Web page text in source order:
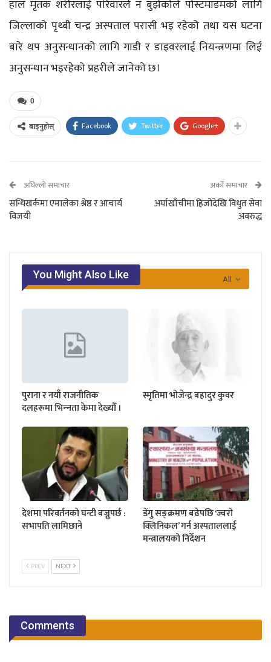
हाल मृतक शरीरलाई परिवारले न बुझेकोले पोस्टमाडमको लागि
जिल्लाको पृथ्बी चन्द्र अस्पताल परासी भइ रहेको तथा यस घटना
बारे थप अनुसन्धानको लागि गाडी र डाइवरलाई नियन्त्रणमा लिई
अनुसन्धान भइरहेको प्रहरीले जानेको छ।
0
बाड्नुहोस् Facebook Twitter Google+
अघिल्लो समाचार
सन्धिखर्कमा एमालेका श्रेष्ठ र आचार्य
विजयी
अर्को समाचार
अर्घाखाँचीमा हिजोदेखि विधुत सेवा
अवरुद्ध
All
You Might Also Like
पुराना र नयाँ राजनीतिक
दलहरूमा भिन्‍नता केमा देख्यौँ ।
स्मृतिमा भोजेन्द्र बहादुर कुवर
देशमा परिवर्तनको घन्टी बज्नुपर्छ :
सभापति लामिछाने
डेंगु सङ्क्रमण बढेपछि ‘ज्वरो
क्लिनिकल’ गर्न अस्पताललाई
मन्त्रालयको निर्देशन
PREV NEXT
Comments